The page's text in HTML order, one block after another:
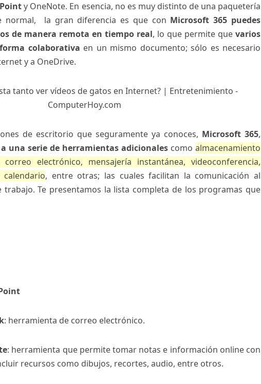
y OneNote. En esencia, no es muy distinto de una paquetería
normal, la gran diferencia es que con Microsoft 365 puedes
de manera remota en tiempo real, lo que permite que varios
colaborativa en un mismo documento; sólo es necesario
y a OneDrive.
de escritorio que seguramente ya conoces, Microsoft 365,
a una serie de herramientas adicionales como almacenamiento
electrónico, mensajería instantánea, videoconferencia,
, entre otras; las cuales facilitan la comunicación al
Te presentamos la lista completa de los programas que
: herramienta de correo electrónico.
: herramienta que permite tomar notas e información online con
recursos como dibujos, recortes, audio, entre otros.